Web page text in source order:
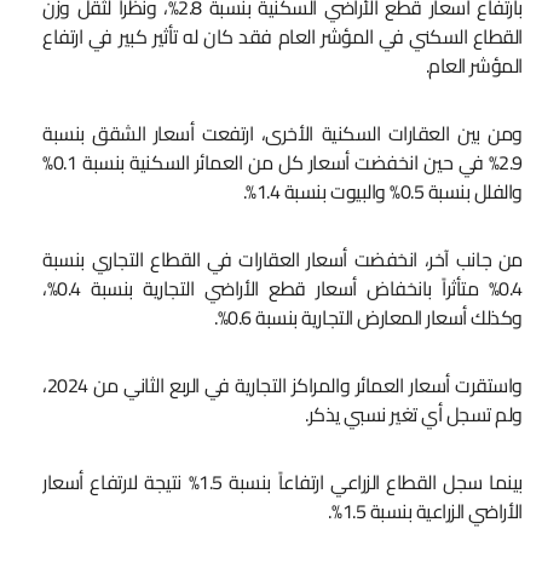
القطاع السكني في المؤشر العام فقد كان له تأثير كبير في ارتفاع
المؤشر العام.
ومن بين العقارات السكنية الأخرى، ارتفعت أسعار الشقق بنسبة
2.9% في حين انخفضت أسعار كل من العمائر السكنية بنسبة 0.1%
والفلل بنسبة 0.5% والبيوت بنسبة 1.4%.
من جانب آخر، انخفضت أسعار العقارات في القطاع التجاري بنسبة
0.4% متأثراً بانخفاض أسعار قطع الأراضي التجارية بنسبة 0.4%،
وكذلك أسعار المعارض التجارية بنسبة 0.6%.
واستقرت أسعار العمائر والمراكز التجارية في الربع الثاني من 2024،
ولم تسجل أي تغير نسبي يذكر.
بينما سجل القطاع الزراعي ارتفاعاً بنسبة 1.5% نتيجة لارتفاع أسعار
الأراضي الزراعية بنسبة 1.5%.